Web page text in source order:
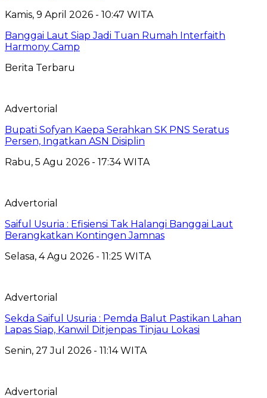
Kamis, 9 April 2026 - 10:47 WITA
Banggai Laut Siap Jadi Tuan Rumah Interfaith
Harmony Camp
Berita Terbaru
Advertorial
Bupati Sofyan Kaepa Serahkan SK PNS Seratus
Persen, Ingatkan ASN Disiplin
Rabu, 5 Agu 2026 - 17:34 WITA
Advertorial
Saiful Usuria : Efisiensi Tak Halangi Banggai Laut
Berangkatkan Kontingen Jamnas
Selasa, 4 Agu 2026 - 11:25 WITA
Advertorial
Sekda Saiful Usuria : Pemda Balut Pastikan Lahan
Lapas Siap, Kanwil Ditjenpas Tinjau Lokasi
Senin, 27 Jul 2026 - 11:14 WITA
Advertorial